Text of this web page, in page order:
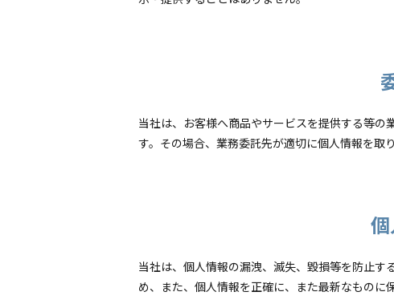
当社は、お客様へ商品やサービスを提供する等
す。その場合、業務委託先が適切に個人情報を取
当社は、個人情報の漏洩、滅失、毀損等を防止
め、また、個人情報を正確に、また最新なものに